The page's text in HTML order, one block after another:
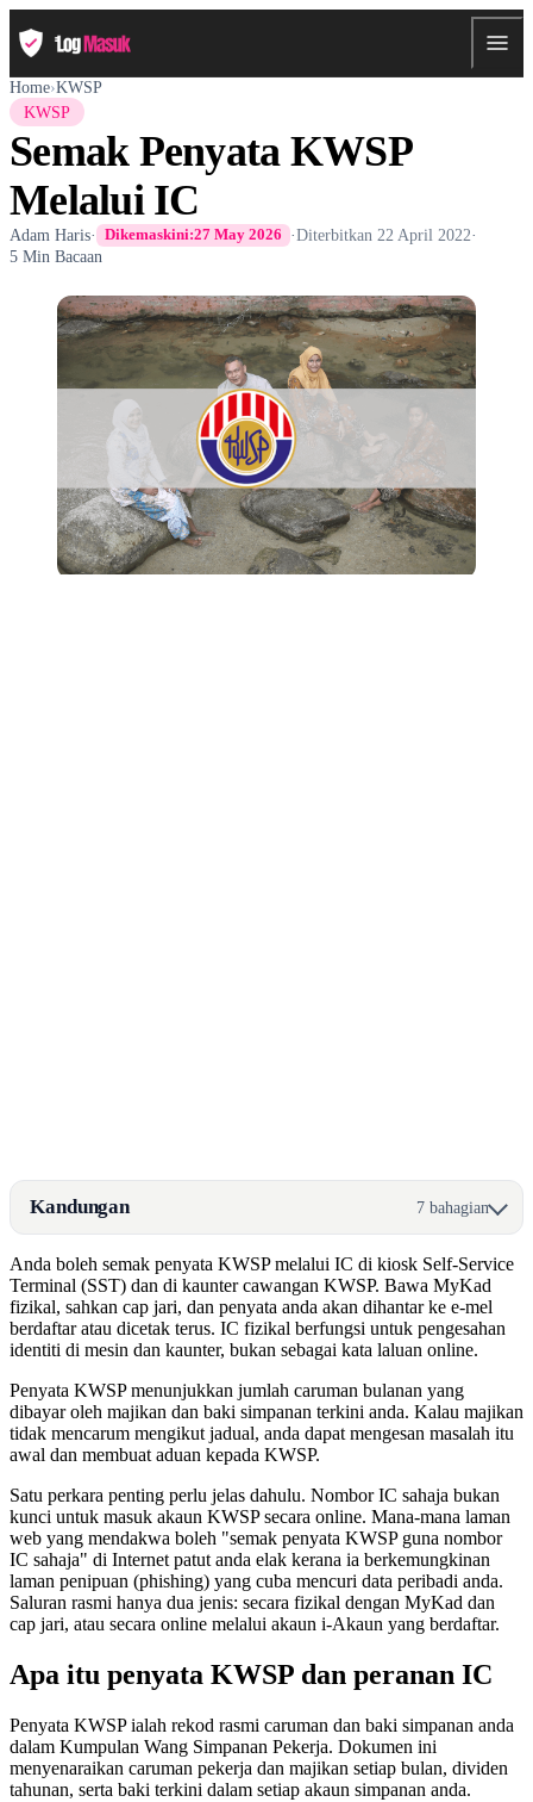
Home›KWSP
KWSP
Semak Penyata KWSP
Melalui IC
Adam Haris· Dikemaskini:27 May 2026 ·Diterbitkan 22 April 2022·
5 Min Bacaan
Kandungan 7 bahagian
Anda boleh semak penyata KWSP melalui IC di kiosk Self-Service
Terminal (SST) dan di kaunter cawangan KWSP. Bawa MyKad
fizikal, sahkan cap jari, dan penyata anda akan dihantar ke e-mel
berdaftar atau dicetak terus. IC fizikal berfungsi untuk pengesahan
identiti di mesin dan kaunter, bukan sebagai kata laluan online.
Penyata KWSP menunjukkan jumlah caruman bulanan yang
dibayar oleh majikan dan baki simpanan terkini anda. Kalau majikan
tidak mencarum mengikut jadual, anda dapat mengesan masalah itu
awal dan membuat aduan kepada KWSP.
Satu perkara penting perlu jelas dahulu. Nombor IC sahaja bukan
kunci untuk masuk akaun KWSP secara online. Mana-mana laman
web yang mendakwa boleh "semak penyata KWSP guna nombor
IC sahaja" di Internet patut anda elak kerana ia berkemungkinan
laman penipuan (phishing) yang cuba mencuri data peribadi anda.
Saluran rasmi hanya dua jenis: secara fizikal dengan MyKad dan
cap jari, atau secara online melalui akaun i-Akaun yang berdaftar.
Apa itu penyata KWSP dan peranan IC
Penyata KWSP ialah rekod rasmi caruman dan baki simpanan anda
dalam Kumpulan Wang Simpanan Pekerja. Dokumen ini
menyenaraikan caruman pekerja dan majikan setiap bulan, dividen
tahunan, serta baki terkini dalam setiap akaun simpanan anda.